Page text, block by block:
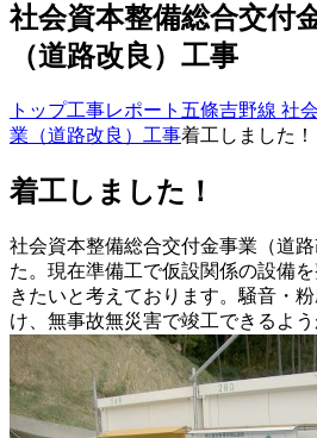
社会資本整備総合交付
（道路改良）​工事
トップ工事レポート 五條吉野線 社
業（道路改良）工事着工しました！
着工しました！
社会資本整備総合交付金事業（道
た。現在準備工で仮設関係の設備
きたいと考えております。騒音・
け、無事故無災害で竣工できるよう